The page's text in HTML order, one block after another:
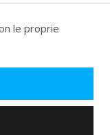
le proprie